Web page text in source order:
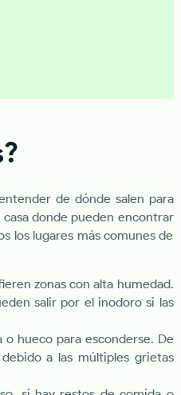
de dónde salen para
donde pueden encontrar
los lugares más comunes de
zonas con alta humedad.
salir por el inodoro si las
o hueco para esconderse. De
a las múltiples grietas